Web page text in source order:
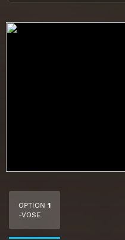
OPTION 1
-VOSE